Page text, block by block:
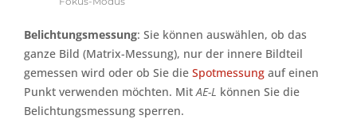
Belichtungsmessung: Sie können auswählen, ob das
ganze Bild (Matrix-Messung), nur der innere Bildteil
gemessen wird oder ob Sie die Spotmessung auf einen
Punkt verwenden möchten. MitAE-L können Sie die
Belichtungsmessung sperren.